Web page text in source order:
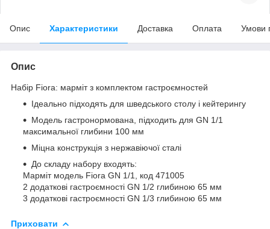
Опис Характеристики Доставка Оплата Умови
Опис
Набір Fiora: марміт з комплектом гастроємностей
Ідеально підходять для шведського столу і кейтерингу
Модель гастронормована, підходить для GN 1/1
максимальної глибини 100 мм
Міцна конструкція з нержавіючої сталі
До складу набору входять:
Марміт модель Fiora GN 1/1, код 471005
2 додаткові гастроємності GN 1/2 глибиною 65 мм
3 додаткові гастроємності GN 1/3 глибиною 65 мм
Приховати